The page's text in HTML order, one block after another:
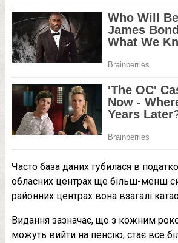
Часто база даних губилася в
обласних центрах ще більш-менш
районних центрах вона взагалі
Видання зазначає, що з кожним
можуть вийти на пенсію, стає все